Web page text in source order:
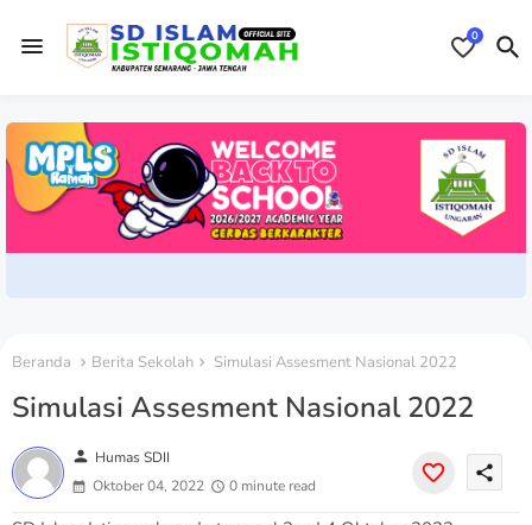
0
Beranda Berita Sekolah Simulasi Assesment Nasional 2022
Simulasi Assesment Nasional 2022
person Humas SDII
Oktober 04, 2022
0 minute read
share